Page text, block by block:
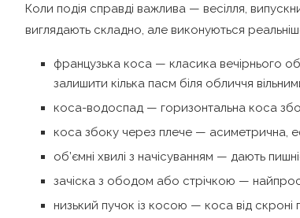
Коли подія справді важлива — весілля,
виглядають складно, але виконуються
французька коса — класика вечірнього
залишити кілька пасм біля обличчя
коса-водоспад — горизонтальна коса
коса збоку через плече — асиметрична,
об’ємні хвилі з начісуванням — дають
зачіска з ободом або стрічкою —
низький пучок із косою — коса від скроні